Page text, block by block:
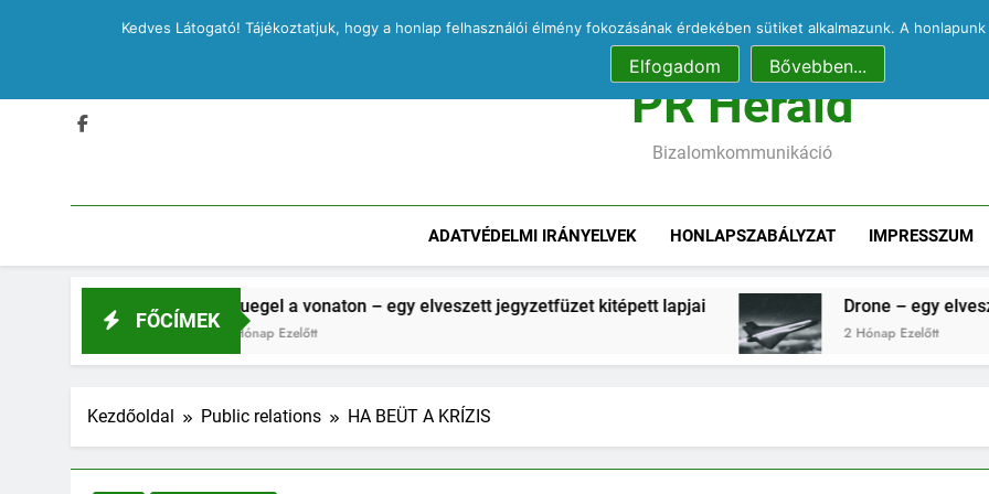
péntek, 2026.08.07. 11:22:59 PM
Ördögűzés a
Ördögűzés a
PR Herald
Bizalomkommunikáció
ADATVÉDELMI IRÁNYELVEK HONLAPSZABÁLYZAT IMPRESSZUM
FŐCÍMEK
Bruegel a vonaton – egy elveszett jegyzetfüzet kitépett lapjai
2 Hónap Ezelőtt
Drone – egy elveszett
2 Hónap Ezelőtt
Kezdőoldal Public relations HA BEÜT A KRÍZIS
Kedves Látogató! Tájékoztatjuk, hogy a honlap felhasználói élmény fokozásának érdekében sütiket alkalmazunk. A
Elfogadom Bővebben...